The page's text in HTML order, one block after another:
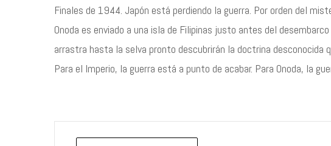
Finales de 1944. Japón está perdiendo la guerra. Por orden del
Onoda es enviado a una isla de Filipinas justo antes del
arrastra hasta la selva pronto descubrirán la doctrina desconocida
Para el Imperio, la guerra está a punto de acabar. Para Onoda, la